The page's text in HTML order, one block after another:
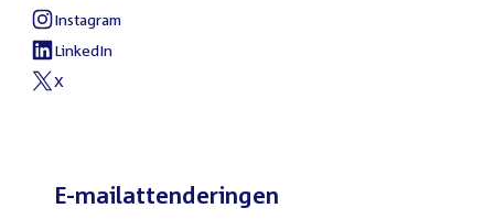
Instagram
LinkedIn
X
E-mailattenderingen